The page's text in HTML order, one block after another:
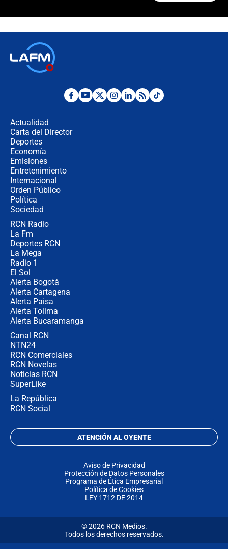
Posesión de Abelardo De La Espriella
Actualidad
Carta del Director
Deportes
Economía
Emisiones
Entretenimiento
Internacional
Orden Público
Política
Sociedad
RCN Radio
La Fm
Deportes RCN
La Mega
Radio 1
El Sol
Alerta Bogotá
Alerta Cartagena
Alerta Paisa
Alerta Tolima
Alerta Bucaramanga
Canal RCN
NTN24
RCN Comerciales
RCN Novelas
Noticias RCN
SuperLike
La República
RCN Social
ATENCIÓN AL OYENTE
Aviso de Privacidad
Protección de Datos Personales
Programa de Ética Empresarial
Política de Cookies
LEY 1712 DE 2014
© 2026 RCN Medios.
Todos los derechos reservados.